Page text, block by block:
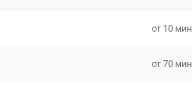
от 10 мин
от 70 мин